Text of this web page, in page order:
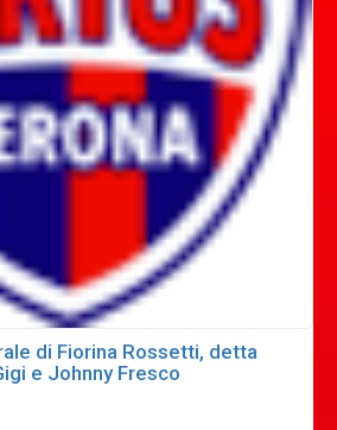
di Fiorina Rossetti, detta
e Johnny Fresco